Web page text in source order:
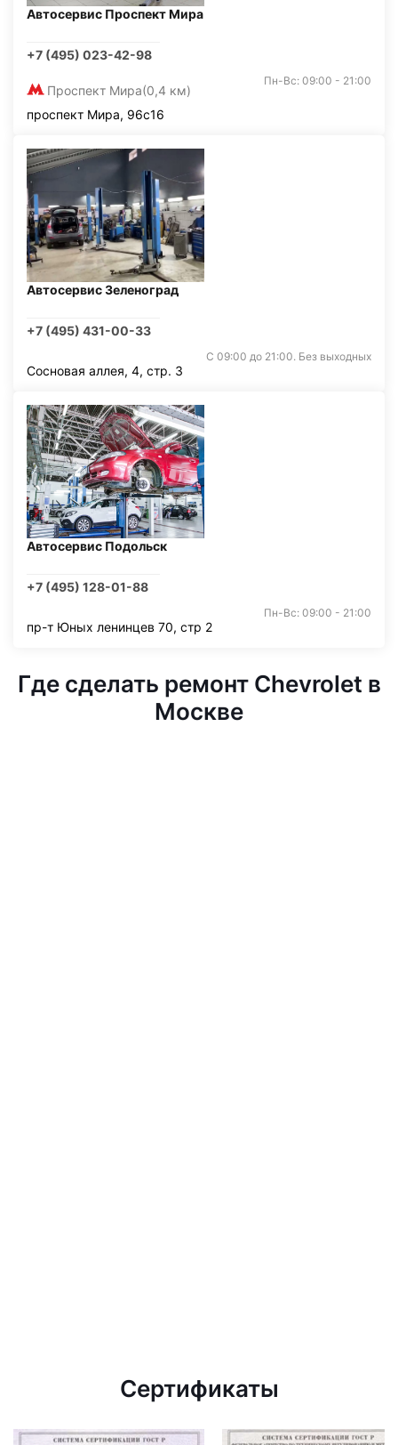
Автосервис Проспект Мира
+7 (495) 023-42-98
Проспект Мира(0,4 км)
Пн-Вс: 09:00 - 21:00
проспект Мира, 96с16
Автосервис Зеленоград
+7 (495) 431-00-33
С 09:00 до 21:00. Без выходных
Сосновая аллея, 4, стр. 3
Автосервис Подольск
+7 (495) 128-01-88
Пн-Вс: 09:00 - 21:00
пр-т Юных ленинцев 70, стр 2
Где сделать ремонт Chevrolet в
Москве
Сертификаты